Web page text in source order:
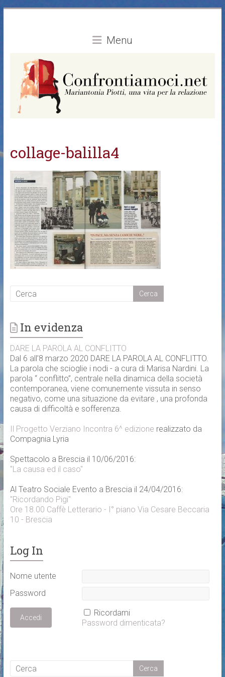
Menu
collage-balilla4
In evidenza
DARE LA PAROLA AL CONFLITTO
Dal 6 all’8 marzo 2020 DARE LA PAROLA AL CONFLITTO.
La parola che scioglie i nodi - a cura di Marisa Nardini. La
parola “ conflitto”, centrale nella dinamica della società
contemporanea, viene comunemente vissuta in senso
negativo, come una situazione da evitare , una profonda
causa di difficoltà e sofferenza.
Il Progetto Verziano Incontra 6^ edizione realizzato da
Compagnia Lyria
Spettacolo a Brescia il 10/06/2016:
"La causa ed il caso"
Al Teatro Sociale Evento a Brescia il 24/04/2016:
"Ricordando Pigi"
Ore 18.00 Caffè Letterario - I° piano Via Cesare Beccaria
10 - Brescia
Log In
Nome utente
Password
Ricordami
Password dimenticata?